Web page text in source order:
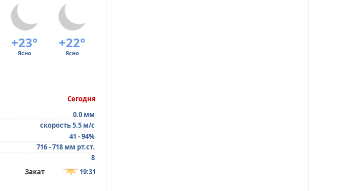
+23° +22°
Ясно Ясно
Сегодня
0.0 мм
скорость 5.5 м/с
41 - 94%
716 - 718 мм рт.ст.
8
Закат 19:31